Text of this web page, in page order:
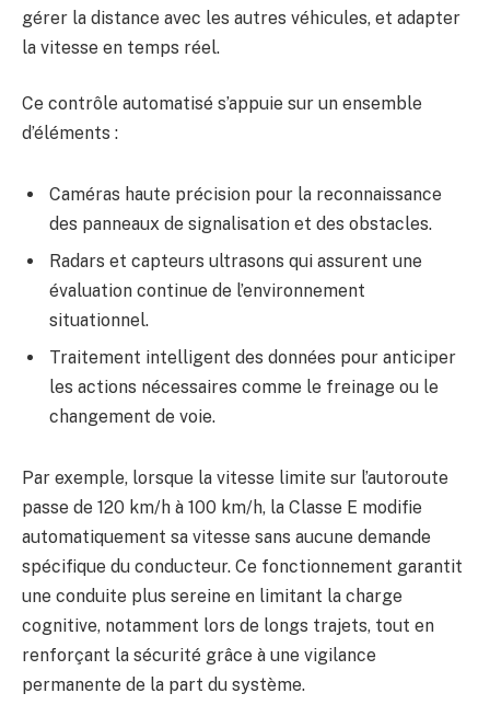
gérer la distance avec les autres véhicules, et adapter
la vitesse en temps réel.
Ce contrôle automatisé s’appuie sur un ensemble
d’éléments :
Caméras haute précision pour la reconnaissance
des panneaux de signalisation et des obstacles.
Radars et capteurs ultrasons qui assurent une
évaluation continue de l’environnement
situationnel.
Traitement intelligent des données pour anticiper
les actions nécessaires comme le freinage ou le
changement de voie.
Par exemple, lorsque la vitesse limite sur l’autoroute
passe de 120 km/h à 100 km/h, la Classe E modifie
automatiquement sa vitesse sans aucune demande
spécifique du conducteur. Ce fonctionnement garantit
une conduite plus sereine en limitant la charge
cognitive, notamment lors de longs trajets, tout en
renforçant la sécurité grâce à une vigilance
permanente de la part du système.